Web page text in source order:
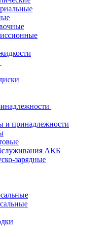
и принадлежности
АКБ
зарядные